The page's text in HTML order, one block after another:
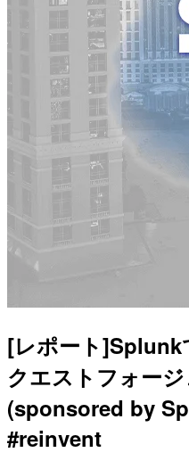
[レポート]Splunk
クエストフォー
(sponsored by
#reinvent